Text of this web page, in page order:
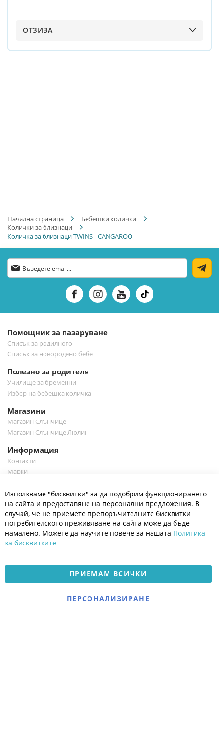
Начална страница
Бебешки колички
Колички за близнаци
Количка за близнаци TWINS - CANGAROO
ОТЗИВА
Абонирай
се
бюлетин:
Помощник за пазаруване
Списък за родилното
Списък за новородено бебе
Полезно за родителя
Училище за бременни
Избор на бебешка количка
Магазини
Магазин Слънчице
Магазин Слънчице Люлин
Информация
Контакти
Марки
Полезно
Общи условия
Политика за поверителност
Платформа за OPC
Доставка и плащане
Електронен магазин
разработен и поддържан
Използваме "бисквитки" за да подобрим функционирането
на сайта и предоставяне на персонални предложения. В
случай, че не приемете препоръчителните бисквитки
потребителското преживяване на сайта може да бъде
намалено. Можете да научите повече за нашата Политика
за бисквитките
ПРИЕМАМ ВСИЧКИ
ПЕРСОНАЛИЗИРАНЕ